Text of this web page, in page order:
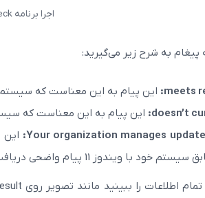
اجرا برنامه PC Health Check
پیغام به شرح زیر می‌گیرید:
meets این پیام به این معناست که سیستم شما با
doesn’t این پیام به این معناست که
Your organization manages
با ویندوز 11 پیام واضحی دریافت نمی‌کنند.